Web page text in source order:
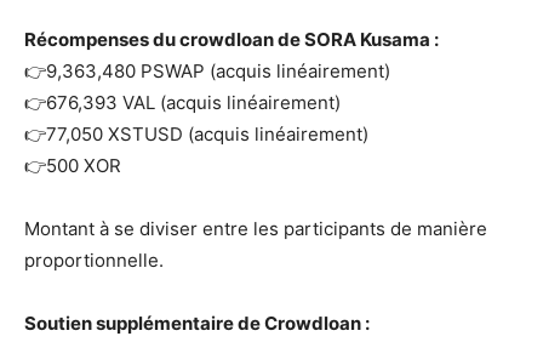
Récompenses du crowdloan de SORA Kusama :
👉9,363,480 PSWAP (acquis linéairement)
👉676,393 VAL (acquis linéairement)
👉77,050 XSTUSD (acquis linéairement)
👉500 XOR
Montant à se diviser entre les participants de manière
proportionnelle.
Soutien supplémentaire de Crowdloan :